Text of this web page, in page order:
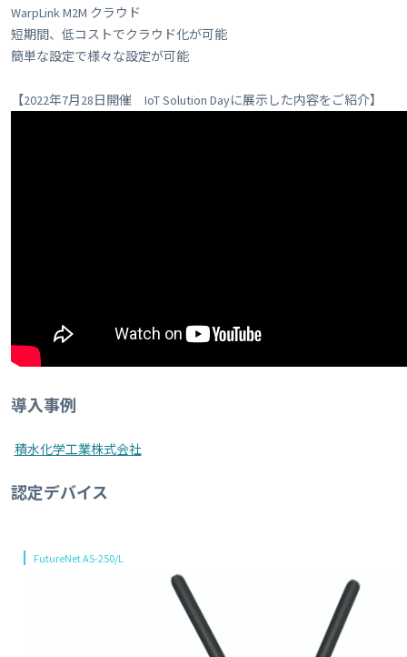
WarpLink M2M クラウド
短期間、低コストでクラウド化が可能
簡単な設定で様々な設定が可能
【2022年7月28日開催 IoT Solution Dayに展示した内容をご紹介】
導入事例
積水化学工業株式会社
認定デバイス
FutureNet AS-250/L